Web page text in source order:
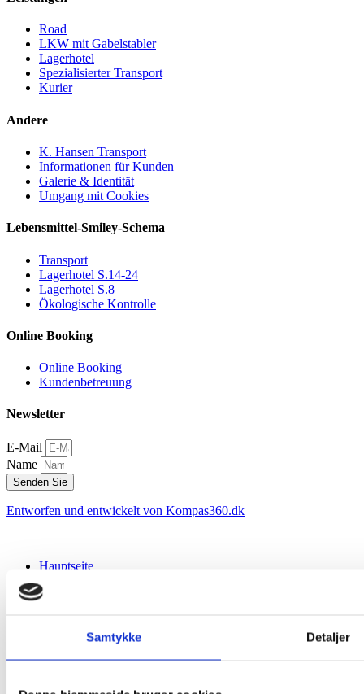
Samtykke Detaljer
Road
LKW mit Gabelstabler
Lagerhotel
Spezialisierter Transport
Kurier
Andere
K. Hansen Transport
Informationen für Kunden
Galerie & Identität
Umgang mit Cookies
Lebensmittel-Smiley-Schema
Transport
Lagerhotel S.14-24
Lagerhotel S.8
Ökologische Kontrolle
Online Booking
Online Booking
Kundenbetreuung
Newsletter
E-Mail
Name
Senden Sie
Entworfen und entwickelt von Kompas360.dk
Hauptseite
Sondertransporte